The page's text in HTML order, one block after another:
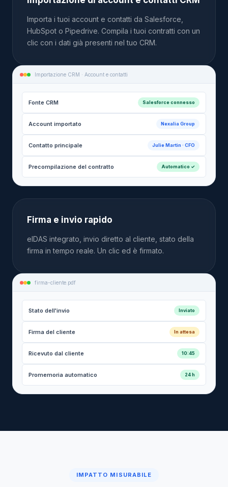
Importa i tuoi account e contatti da Salesforce,
HubSpot o Pipedrive. Compila i tuoi contratti con un
clic con i dati già presenti nel tuo CRM.
Importazione CRM · Account e contatti
Fonte CRM Salesforce connesso
Account importato Nexalia Group
Contatto principale Julie Martin · CFO
Precompilazione del contratto Automatico ✓
Firma e invio rapido
eIDAS integrato, invio diretto al cliente, stato della
firma in tempo reale. Un clic ed è firmato.
firma-cliente.pdf
Stato dell'invio Inviato
Firma del cliente In attesa
Ricevuto dal cliente 10:45
Promemoria automatico 24 h
IMPATTO MISURABILE